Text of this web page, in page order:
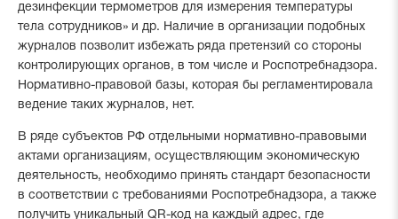
дезинфекции термометров для измерения температуры
тела сотрудников» и др. Наличие в организации подобных
журналов позволит избежать ряда претензий со стороны
контролирующих органов, в том числе и Роспотребнадзора.
Нормативно-правовой базы, которая бы регламентировала
ведение таких журналов, нет.
В ряде субъектов РФ отдельными нормативно-правовыми
актами организациям, осуществляющим экономическую
деятельность, необходимо принять стандарт безопасности
в соответствии с требованиями Роспотребнадзора, а также
получить уникальный QR-код на каждый адрес, где